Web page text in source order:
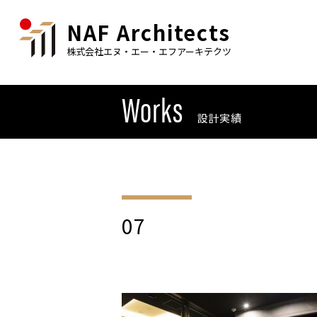
NAF Architects
株式会社エヌ・エー・エフアーキテクツ
Works 設計実績
07